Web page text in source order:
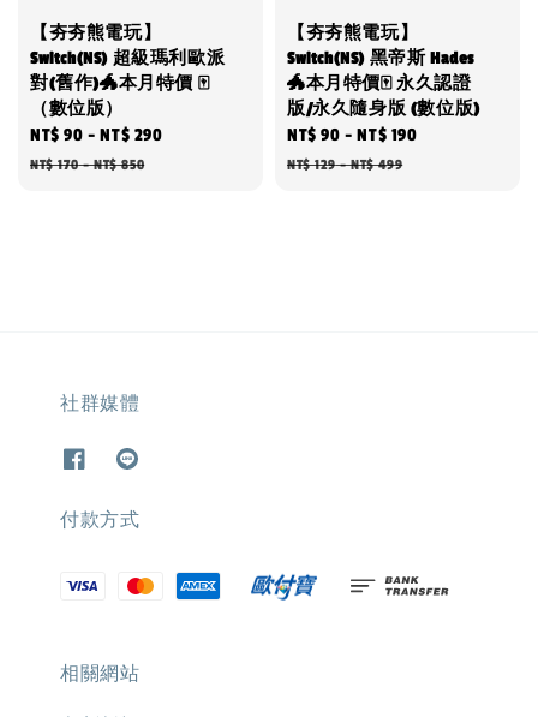
【夯夯熊電玩】
Switch(NS) 超級瑪利歐派
對(舊作)🐲本月特價 🀄
（數位版）
Sale
price
NT$ 90 -NT$ 290
NT$ 170-NT$ 850
【夯夯熊電玩】
Switch(NS) 黑帝斯 Hades
🐲本月特價🀄 永久認證
版/永久隨身版 (數位版)
Sale
price
NT$ 90 -NT$ 190
NT$ 129-NT$ 499
社群媒體
付款方式
相關網站